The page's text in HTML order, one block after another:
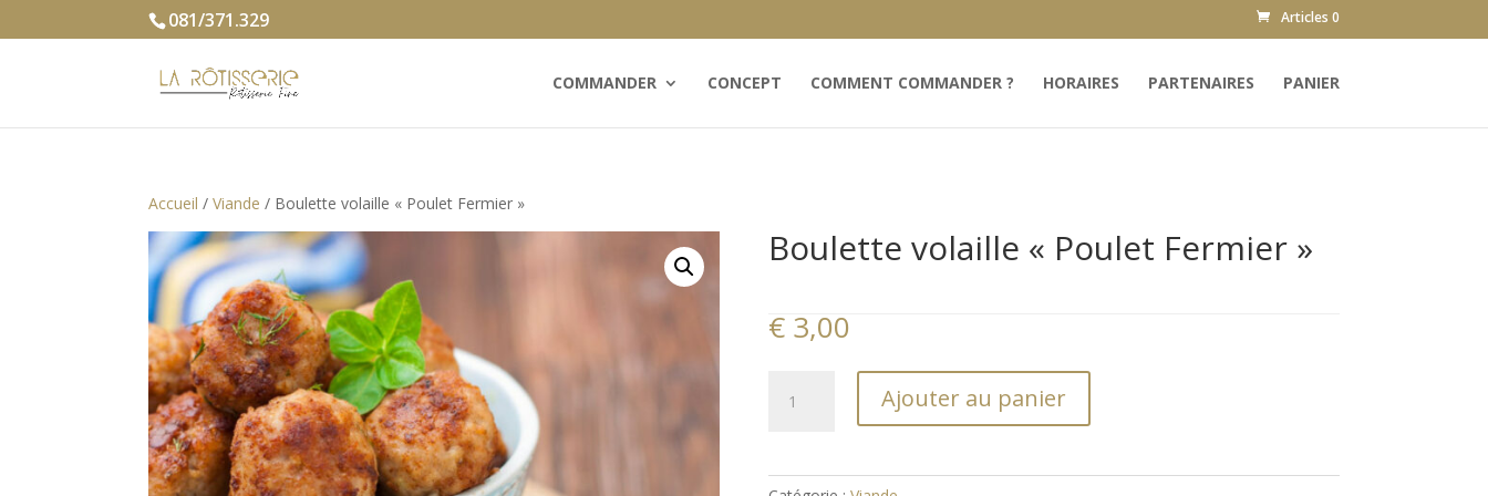
081/371.329 Articles 0
COMMANDER CONCEPT COMMENT COMMANDER ? HORAIRES PARTENAIRES PANIER
Accueil /Viande / Boulette volaille « Poulet Fermier »
Boulette volaille « Poulet Fermier »
€3,00
"Poulet
Ajouter au panier